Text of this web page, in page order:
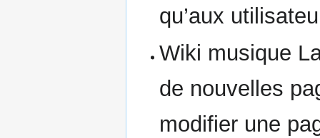
qu’aux
Wiki musique
de nouvelles
modifier une